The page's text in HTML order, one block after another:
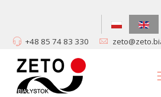
+48 85 74 83 330